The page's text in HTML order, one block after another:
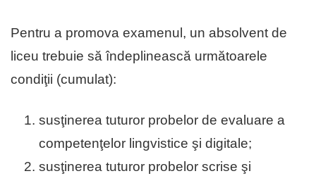
Pentru a promova examenul, un absolvent de
liceu trebuie să îndeplinească următoarele
condiţii (cumulat):
susţinerea tuturor probelor de evaluare a
competenţelor lingvistice şi digitale;
susţinerea tuturor probelor scrise şi